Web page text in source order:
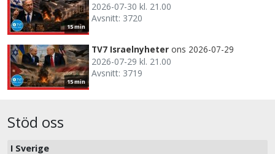
15 min
2026-07-30 kl. 21.00
Avsnitt: 3720
15 min
TV7 Israelnyheter ons 2026-07-29
2026-07-29 kl. 21.00
Avsnitt: 3719
Stöd oss
I Sverige